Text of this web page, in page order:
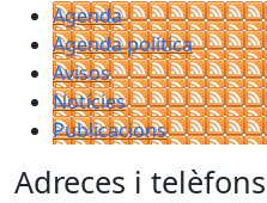
Agenda
Agenda política
Avisos
Notícies
Publicacions
Adreces i telèfons